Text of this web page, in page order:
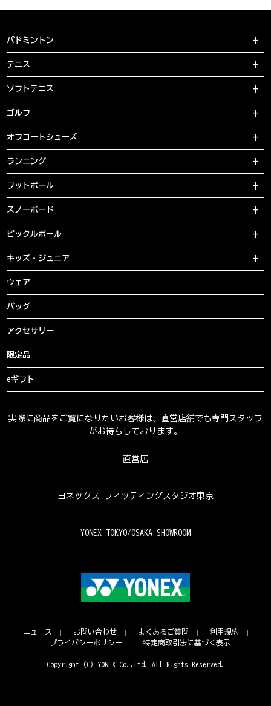
バドミントン
テニス
ソフトテニス
ゴルフ
オフコートシューズ
ランニング
フットボール
スノーボード
ピックルボール
キッズ・ジュニア
ウェア
バッグ
アクセサリー
限定品
eギフト
実際に商品をご覧になりたいお客様は、直営店舗でも専門スタッフ
がお待ちしております。
直営店
ヨネックス フィッティングスタジオ東京
YONEX TOKYO/OSAKA SHOWROOM
ニュース お問い合わせ よくあるご質問
利用規約
プライバシーポリシー
特定商取引法に基づく表示
Copyright (C) YONEX Co.,ltd. All Rights Reserved.